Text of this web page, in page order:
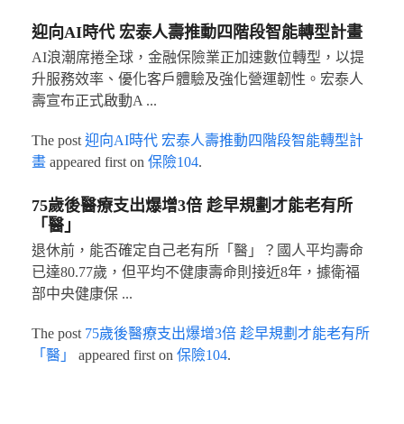
迎向AI時代 宏泰人壽推動四階段智能轉型計畫
AI浪潮席捲全球，金融保險業正加速數位轉型，以提
升服務效率、優化客戶體驗及強化營運韌性。宏泰人
壽宣布正式啟動A ...
The post 迎向AI時代 宏泰人壽推動四階段智能轉型計
畫appeared first on 保險104.
75歲後醫療支出爆增3倍 趁早規劃才能老有所
「醫」
退休前，能否確定自己老有所「醫」？國人平均壽命
已達80.77歲，但平均不健康壽命則接近8年，據衛福
部中央健康保 ...
The post 75歲後醫療支出爆增3倍 趁早規劃才能老有所
「醫」
appeared first on 保險104.